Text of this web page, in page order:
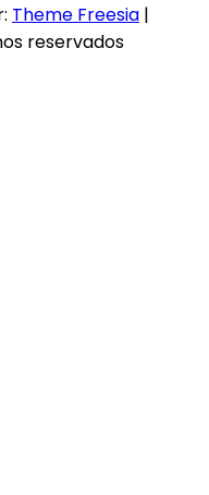
Theme Freesia |
reservados